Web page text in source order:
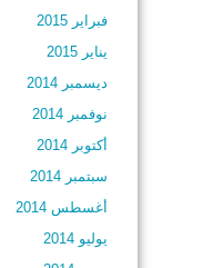
فبراير 2015
يناير 2015
ديسمبر 2014
نوفمبر 2014
أكتوبر 2014
سبتمبر 2014
أغسطس 2014
يوليو 2014